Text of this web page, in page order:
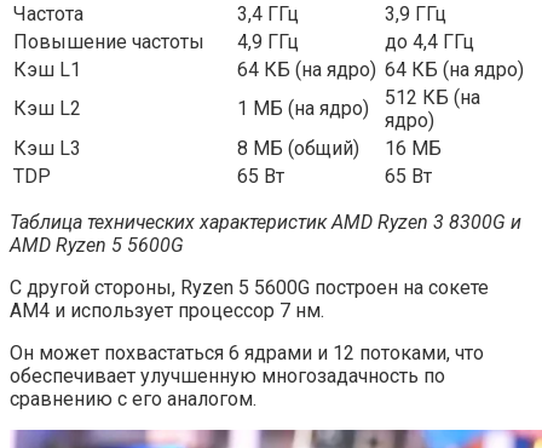
Частота
3,4 ГГц
3,9 ГГц
Повышение частоты
4,9 ГГц
до 4,4 ГГц
Кэш L1
64 КБ (на ядро) 64 КБ (на ядро)
Кэш L2
1 МБ (на ядро)
512 КБ (на
ядро)
Кэш L3
8 МБ (общий)
16 МБ
TDP
65 Вт
65 Вт
Таблица технических характеристик AMD Ryzen 3 8300G и
AMD Ryzen 5 5600G
С другой стороны, Ryzen 5 5600G построен на сокете
AM4 и использует процессор 7 нм.
Он может похвастаться 6 ядрами и 12 потоками, что
обеспечивает улучшенную многозадачность по
сравнению с его аналогом.